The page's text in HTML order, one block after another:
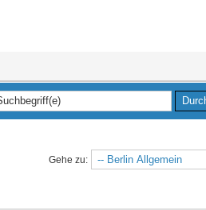
Gehe zu: